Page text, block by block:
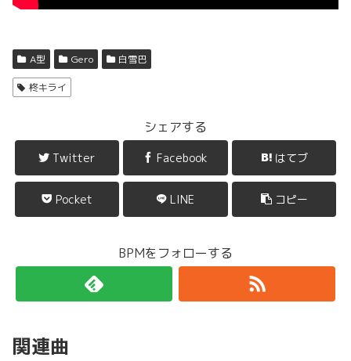
A型 Gero 白雪巴
柊キライ
シェアする
Twitter Facebook はてブ
Pocket LINE コピー
BPMをフォローする
関連曲